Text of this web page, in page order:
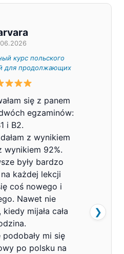
курс польского
для продолжающих
się z panem
egzaminów:
i B2.
z wynikiem
wynikiem 92%.
były bardzo
każdej lekcji
coś nowego i
Nawet nie
kiedy mijała cała
mi się
po polsku na
❯